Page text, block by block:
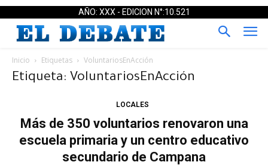
AÑO: XXX - EDICION N°:10.521
Inicio Etiquetas VoluntariosEnAcción
Etiqueta: VoluntariosEnAcción
LOCALES
Más de 350 voluntarios renovaron una
escuela primaria y un centro educativo
secundario de Campana